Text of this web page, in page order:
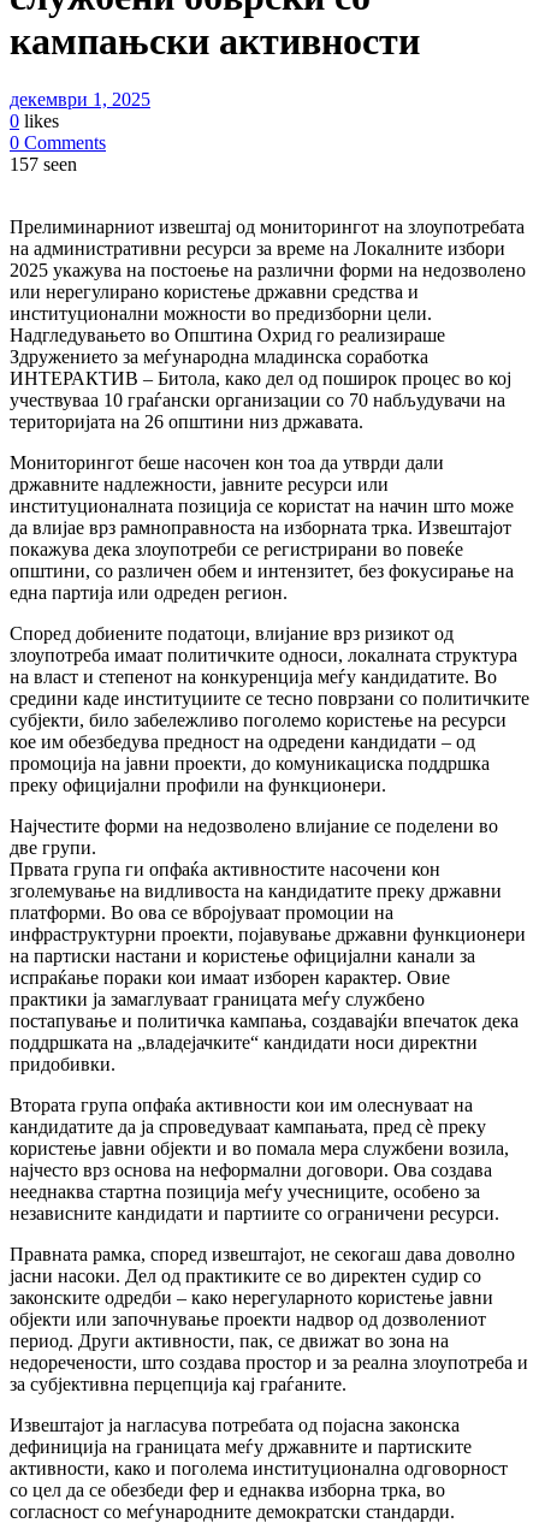
кампањски активности
декември 1, 2025
0 likes
0 Comments
157 seen
Прелиминарниот извештај од мониторингот на злоупотребата
на административни ресурси за време на Локалните избори
2025 укажува на постоење на различни форми на недозволено
или нерегулирано користење државни средства и
институционални можности во предизборни цели.
Надгледувањето во Општина Охрид го реализираше
Здружението за меѓународна младинска соработка
ИНТЕРАКТИВ – Битола, како дел од поширок процес во кој
учествуваа 10 граѓански организации со 70 набљудувачи на
територијата на 26 општини низ државата.
Мониторингот беше насочен кон тоа да утврди дали
државните надлежности, јавните ресурси или
институционалната позиција се користат на начин што може
да влијае врз рамноправноста на изборната трка. Извештајот
покажува дека злоупотреби се регистрирани во повеќе
општини, со различен обем и интензитет, без фокусирање на
една партија или одреден регион.
Според добиените податоци, влијание врз ризикот од
злоупотреба имаат политичките односи, локалната структура
на власт и степенот на конкуренција меѓу кандидатите. Во
средини каде институциите се тесно поврзани со политичките
субјекти, било забележливо поголемо користење на ресурси
кое им обезбедува предност на одредени кандидати – од
промоција на јавни проекти, до комуникациска поддршка
преку официјални профили на функционери.
Најчестите форми на недозволено влијание се поделени во
две групи.
Првата група ги опфаќа активностите насочени кон
зголемување на видливоста на кандидатите преку државни
платформи. Во ова се вбројуваат промоции на
инфраструктурни проекти, појавување државни функционери
на партиски настани и користење официјални канали за
испраќање пораки кои имаат изборен карактер. Овие
практики ја замаглуваат границата меѓу службено
постапување и политичка кампања, создавајќи впечаток дека
поддршката на „владејачките“ кандидати носи директни
придобивки.
Втората група опфаќа активности кои им олеснуваат на
кандидатите да ја спроведуваат кампањата, пред сè преку
користење јавни објекти и во помала мера службени возила,
најчесто врз основа на неформални договори. Ова создава
нееднаква стартна позиција меѓу учесниците, особено за
независните кандидати и партиите со ограничени ресурси.
Правната рамка, според извештајот, не секогаш дава доволно
јасни насоки. Дел од практиките се во директен судир со
законските одредби – како нерегуларното користење јавни
објекти или започнување проекти надвор од дозволениот
период. Други активности, пак, се движат во зона на
недоречености, што создава простор и за реална злоупотреба и
за субјективна перцепција кај граѓаните.
Извештајот ја нагласува потребата од појасна законска
дефиниција на границата меѓу државните и партиските
активности, како и поголема институционална одговорност
со цел да се обезбеди фер и еднаква изборна трка, во
согласност со меѓународните демократски стандарди.